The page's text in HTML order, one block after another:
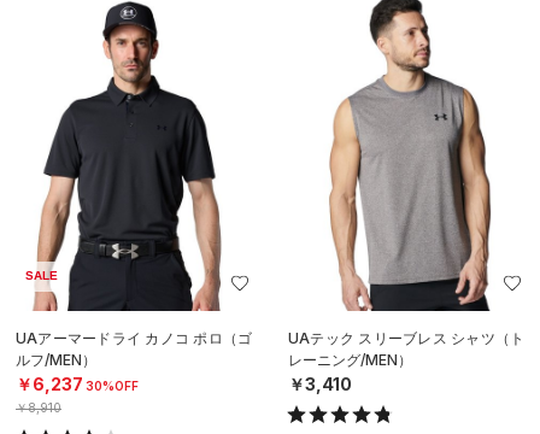
SALE
UAアーマードライ カノコ ポロ（ゴ
ルフ/MEN）
￥6,237 30%OFF
￥8,910
UAテック スリーブレス シャツ（ト
レーニング/MEN）
￥3,410